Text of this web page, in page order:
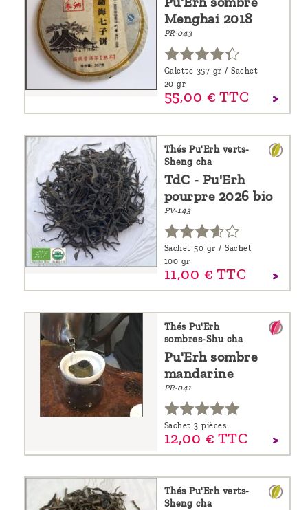
Menghai 2018
PR-043
Galette 357 gr / Sachet
20 gr
55,00 € TTC
Thés Pu'Erh verts-
Sheng cha
TdC - Pu'Erh
pourpre 2026 bio
PV-143
Sachet 50 gr / Sachet
100 gr
11,00 € TTC
Thés Pu'Erh
sombres-Shu cha
Pu'Erh sombre
mandarine
PR-041
Sachet 3 pièces
12,00 € TTC
Thés Pu'Erh verts-
Sheng cha